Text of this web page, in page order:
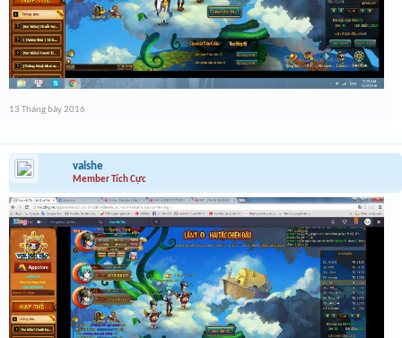
13 Tháng bảy 2016
valshe
Member Tích Cực